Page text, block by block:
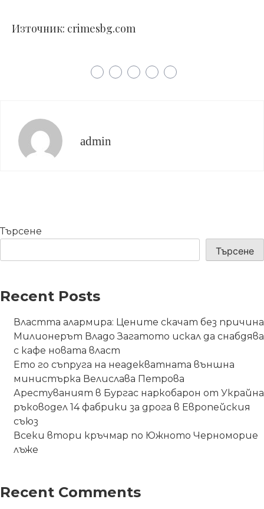
Източник: crimesbg.com
admin
Търсене
Търсене
Recent Posts
Властта алармира: Цените скачат без причина
Милионерът Владо Загатото искал да снабдява
с кафе новата власт
Ето го съпруга на неадекватната външна
министърка Велислава Петрова
Арестуваният в Бургас наркобарон от Украйна
ръководел 14 фабрики за дрога в Европейския
съюз
Всеки втори кръчмар по Южното Черноморие
лъже
Recent Comments